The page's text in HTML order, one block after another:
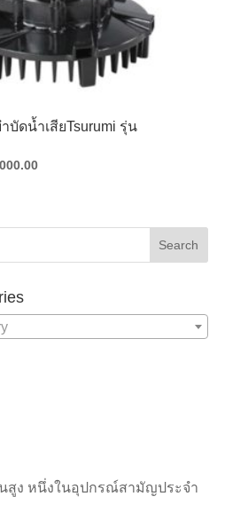
บัดน้ำเสียTsurumi รุ่น
Current
฿152,000.00.
สูง หนึ่งในอุปกรณ์สามัญประจำ